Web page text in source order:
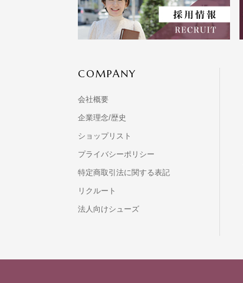
COMPANY
会社概要
企業理念/歴史
ショップリスト
プライバシーポリシー
特定商取引法に関する表記
リクルート
法人向けシューズ